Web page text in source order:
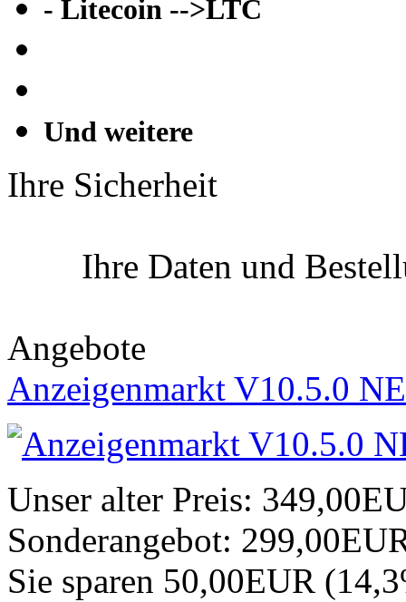
- Litecoin -->LTC
Und weitere
Ihre Sicherheit
Ihre Daten und
Angebote
Anzeigenmarkt V10.5.0 NE
Unser alter Preis:
Sonderangebot:
Sie sparen 50,00EUR